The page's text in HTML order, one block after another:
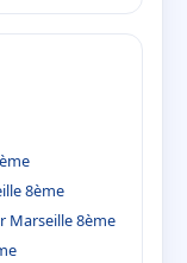
8ème
Marseille 8ème